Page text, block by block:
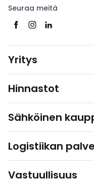
Seuraa meitä
Yritys
Hinnastot
Sähköinen
Logistiikan
Vastuullisuus